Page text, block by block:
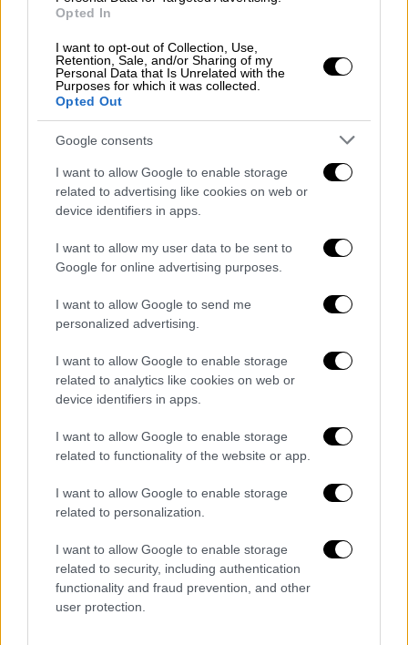
Opted In
I want to opt-out of Collection, Use,
Retention, Sale, and/or Sharing of my
Personal Data that Is Unrelated with the
Purposes for which it was collected.
Opted Out
Google consents
I want to allow Google to enable storage
related to advertising like cookies on web or
device identifiers in apps.
I want to allow my user data to be sent to
Google for online advertising purposes.
I want to allow Google to send me
personalized advertising.
I want to allow Google to enable storage
related to analytics like cookies on web or
device identifiers in apps.
I want to allow Google to enable storage
related to functionality of the website or app.
I want to allow Google to enable storage
related to personalization.
I want to allow Google to enable storage
related to security, including authentication
functionality and fraud prevention, and other
user protection.
διαβούλευση
να ψηφιστεί από την Βουλή. Θα ακολουθήσει
ένα ακόμα νομοσχέδιο - του υπουργείου
Εργασίας και Κοινωνικών Ασφαλίσεων - με
ευνοϊκές ρυθμίσεις, που θα είναι
εστιασμένες στους
Στην ομιλία του στη Βουλή για τις
προγραμματικές δηλώσεις ο πρωθυπουργός
για την επόμενη τετραετία,εστιάζοντας
στις αυξήσεις των μισθών και στις
στοχευμένες φοροελαφρύνσεις. Παράλληλα
έμφαση δίνεται στην στήριξη των
νοικοκυριών από τον «επίμονο» πληθωρισμό
(κυρίως στα τρόφιμα) και δεν πρέπει να
αποκλείεται να υπάρξει και κάποιο μέτρο …
καλάθι του νοικοκυριού θα
για ακόμα έξι μήνες. Δεν θα
αρκεστούμε εκεί. Θα περιμένετε τις
προγραμματικές δηλώσεις και το
περιεχόμενο του πρώτου νομοσχεδίου»
σημείωσε χαρακτηριστικά ο Κυριάκος
Μητσοτάκης. Με βάση τον κυβερνητικό
σχεδιασμό έρχεται επέκταση του Market